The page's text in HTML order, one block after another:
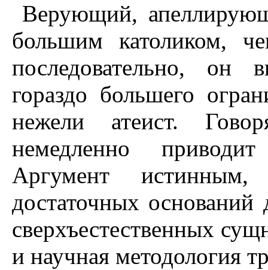
Верующий,
большим католиком,
последовательно, он
гораздо большего
нежели атеист.
немедленно
Аргумент
достаточных оснований
сверхъестественных
и научная методология